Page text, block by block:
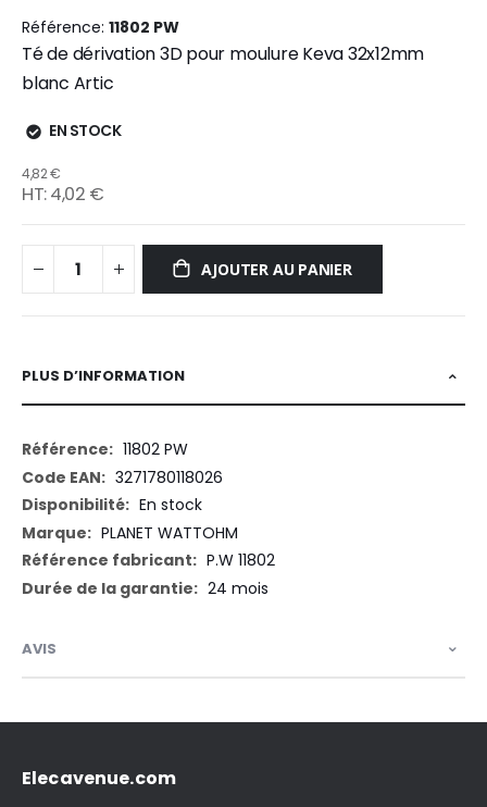
Référence 11802 PW
Té de dérivation 3D pour moulure Keva 32x12mm
blanc Artic
EN STOCK
4,82 €
4,02 €
AJOUTER AU PANIER
PLUS D’INFORMATION
Plus
d’information
11802 PW
3271780118026
En stock
PLANET WATTOHM
P.W 11802
24 mois
AVIS
Elecavenue.com